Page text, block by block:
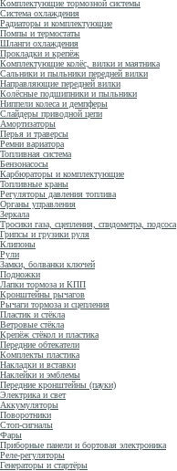
Комплектующие тормозной системы
Система охлаждения
Радиаторы и комплектующие
Помпы и термостаты
Шланги охлаждения
Прокладки и крепёж
Комплектующие колёс, вилки и маятника
Сальники и пыльники передней вилки
Направляющие передней вилки
Колёсные подшипники и пыльники
Ниппели колеса и демпферы
Слайдеры приводной цепи
Амортизаторы
Перья и траверсы
Ремни вариатора
Топливная система
Бензонасосы
Карбюраторы и комплектующие
Топливные краны
Регуляторы давления топлива
Органы управления
Зеркала
Тросики газа, сцепления, спидометра, подсоса
Грипсы и грузики руля
Клипоны
Рули
Замки, болванки ключей
Подножки
Лапки тормоза и КПП
Кронштейны рычагов
Рычаги тормоза и сцепления
Пластик и стёкла
Ветровые стёкла
Крепёж стёкол и пластика
Передние обтекатели
Комплекты пластика
Накладки и вставки
Наклейки и эмблемы
Передние кронштейны (пауки)
Электрика и свет
Аккумуляторы
Поворотники
Стоп-сигналы
Фары
Приборные панели и бортовая электроника
Реле-регуляторы
Генераторы и стартёры